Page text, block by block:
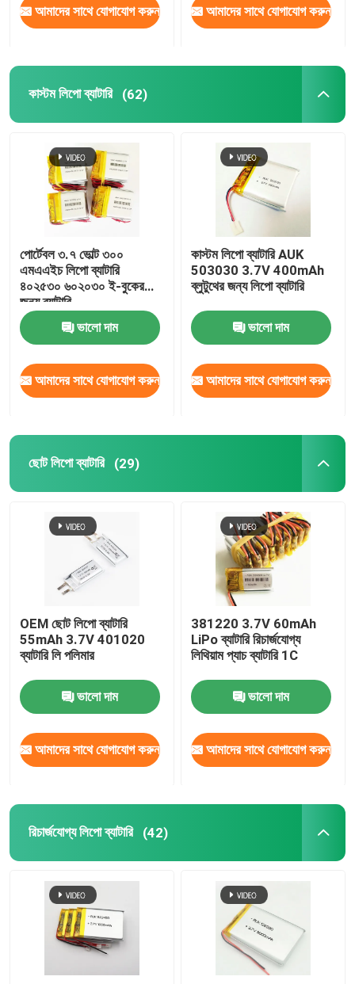
আমাদের সাথে যোগাযোগ করুন আমাদের সাথে যোগাযোগ করুন
কাস্টম লিপো ব্যাটারি (62)
পোর্টেবল ৩.৭ ভোল্ট ৩০০
এমএএইচ লিপো ব্যাটারি
৪০২৫৩০ ৬০২০৩০ ই-বুকের
জন্য ব্যাটারি
ভালো দাম
আমাদের সাথে যোগাযোগ করুন
কাস্টম লিপো ব্যাটারি AUK
503030 3.7V 400mAh
ব্লুটুথের জন্য লিপো ব্যাটারি
ভালো দাম
আমাদের সাথে যোগাযোগ করুন
ছোট লিপো ব্যাটারি (29)
OEM ছোট লিপো ব্যাটারি
55mAh 3.7V 401020
ব্যাটারি লি পলিমার
ভালো দাম
আমাদের সাথে যোগাযোগ করুন
381220 3.7V 60mAh
LiPo ব্যাটারি রিচার্জযোগ্য
লিথিয়াম প্যাচ ব্যাটারি 1C
ভালো দাম
আমাদের সাথে যোগাযোগ করুন
রিচার্জযোগ্য লিপো ব্যাটারি (42)